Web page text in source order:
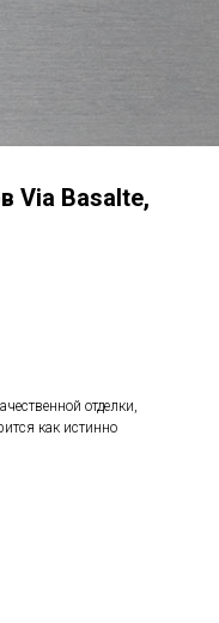
Via Basalte,
отделки,
как истинно